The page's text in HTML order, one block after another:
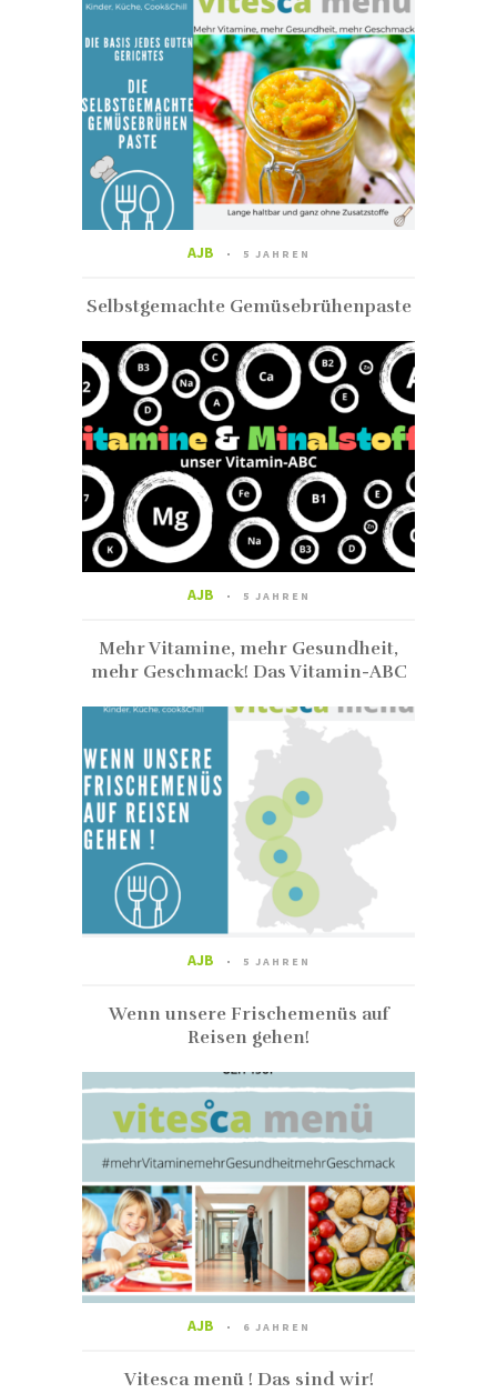
AJB 5 JAHREN
Selbstgemachte Gemüsebrühenpaste
AJB 5 JAHREN
Mehr Vitamine, mehr Gesundheit,
mehr Geschmack! Das Vitamin-ABC
AJB 5 JAHREN
Wenn unsere Frischemenüs auf
Reisen gehen!
AJB 6 JAHREN
Vitesca menü ! Das sind wir!